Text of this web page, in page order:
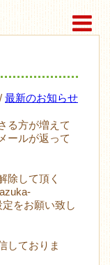
最新のお知らせ
る方が増えて
ールが返って
除して頂く
をお願い致し
しておりま